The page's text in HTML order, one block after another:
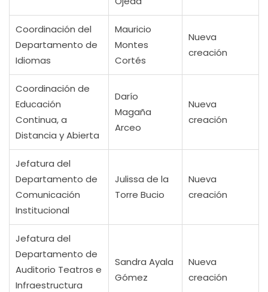
Coordinación del
Departamento de
Idiomas
Mauricio
Montes
Cortés
Nueva
creación
Coordinación de
Educación
Continua, a
Distancia y Abierta
Darío
Magaña
Arceo
Nueva
creación
Jefatura del
Departamento de
Comunicación
Institucional
Julissa de la
Torre Bucio
Nueva
creación
Jefatura del
Departamento de
Auditorio Teatros e
Infraestructura
Sandra Ayala
Gómez
Nueva
creación